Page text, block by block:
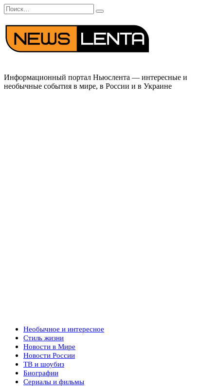
Перейти
к
содержанию
Search
for:
Информационный портал Ньюслента — интересные и
необычные события в мире, в России и в Украине
Необычное и интересное
Стиль жизни
Новости в Мире
Новости России
ТВ и шоубиз
Биографии
Сериалы и фильмы